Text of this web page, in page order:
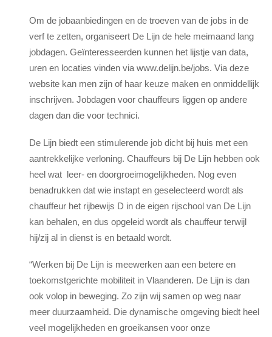
Om de jobaanbiedingen en de troeven van de jobs in de
verf te zetten, organiseert De Lijn de hele meimaand lang
jobdagen. Geïnteresseerden kunnen het lijstje van data,
uren en locaties vinden via www.delijn.be/jobs. Via deze
website kan men zijn of haar keuze maken en onmiddellijk
inschrijven. Jobdagen voor chauffeurs liggen op andere
dagen dan die voor technici.
De Lijn biedt een stimulerende job dicht bij huis met een
aantrekkelijke verloning. Chauffeurs bij De Lijn hebben ook
heel wat ​ leer- en doorgroeimogelijkheden. Nog even
benadrukken dat wie instapt en geselecteerd wordt als
chauffeur het rijbewijs D in de eigen rijschool van De Lijn
kan behalen, en dus opgeleid wordt als chauffeur terwijl
hij/zij al in dienst is en betaald wordt.
“Werken bij De Lijn is meewerken aan een betere en
toekomstgerichte mobiliteit in Vlaanderen. De Lijn is dan
ook volop in beweging. Zo zijn wij samen op weg naar
meer duurzaamheid. Die dynamische omgeving biedt heel
veel mogelijkheden en groeikansen voor onze